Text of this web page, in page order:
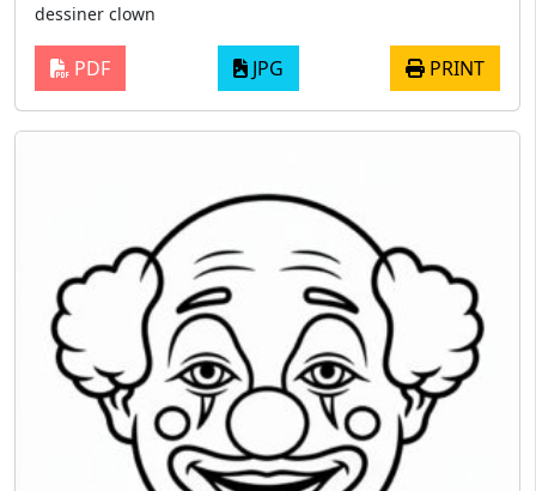
dessiner clown
PDF JPG PRINT